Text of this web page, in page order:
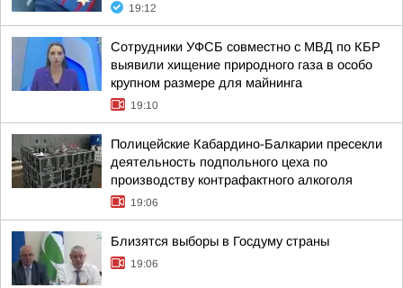
19:12
Сотрудники УФСБ совместно с МВД по КБР
выявили хищение природного газа в особо
крупном размере для майнинга
19:10
Полицейские Кабардино-Балкарии пресекли
деятельность подпольного цеха по
производству контрафактного алкоголя
19:06
Близятся выборы в Госдуму страны
19:06